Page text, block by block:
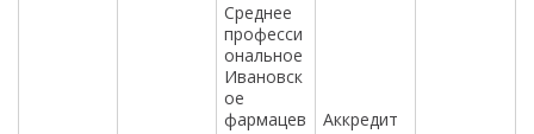
Среднее
професси
ональное
Ивановск
ое
фармацев
Аккредит